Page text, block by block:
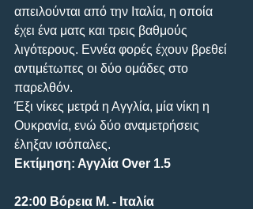
απειλούνται από την Ιταλία, η οποία
έχει ένα ματς και τρεις βαθμούς
λιγότερους. Εννέα φορές έχουν βρεθεί
αντιμέτωπες οι δύο ομάδες στο
παρελθόν.
Έξι νίκες μετρά η Αγγλία, μία νίκη η
Ουκρανία, ενώ δύο αναμετρήσεις
έληξαν ισόπαλες.
Εκτίμηση: Αγγλία Over 1.5
22:00 Bόρεια Μ. - Ιταλία